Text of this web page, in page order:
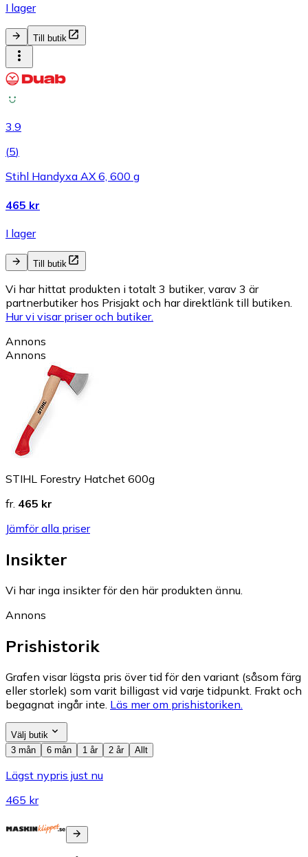
I lager
Till butik
3.9
(5)
Stihl Handyxa AX 6, 600 g
465 kr
I lager
Till butik
Vi har hittat produkten i totalt 3 butiker, varav 3 är
partnerbutiker hos Prisjakt och har direktlänk till butiken.
Hur vi visar priser och butiker.
Annons
Annons
STIHL Forestry Hatchet 600g
fr. 465 kr
Jämför alla priser
Insikter
Vi har inga insikter för den här produkten ännu.
Annons
Prishistorik
Grafen visar lägsta pris över tid för den variant (såsom färg
eller storlek) som varit billigast vid varje tidpunkt. Frakt och
begagnat ingår inte. Läs mer om prishistoriken.
Välj butik
3 mån
6 mån 1 år 2 år Allt
Lägst nypris just nu
465 kr